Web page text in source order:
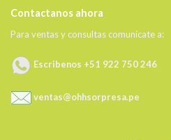
Contactanos ahora
Para ventas y consultas comunícate a:
Escribenos +51 922 750 246
ventas@ohhsorpresa.pe